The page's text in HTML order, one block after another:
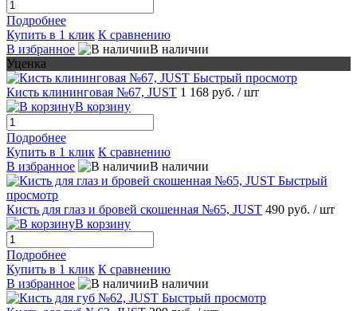
Подробнее
Купить в 1 клик К сравнению
В избранное
В наличии
Уценка
Быстрый просмотр
Кисть клининговая №67, JUST 1 168 руб. / шт
В корзину
Подробнее
Купить в 1 клик К сравнению
В избранное
В наличии
Быстрый
просмотр
Кисть для глаз и бровей скошенная №65, JUST 490 руб. / шт
В корзину
Подробнее
Купить в 1 клик К сравнению
В избранное
В наличии
Быстрый просмотр